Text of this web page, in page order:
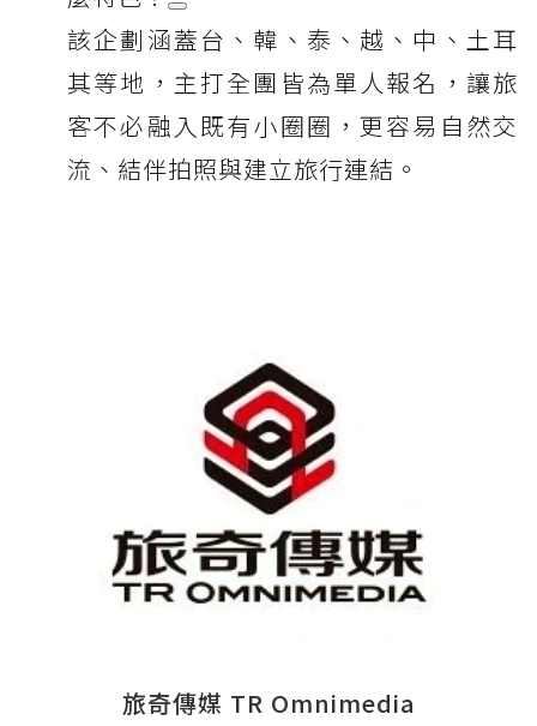
該企劃涵蓋台、韓、泰、越、中、土耳
其等地，主打全團皆為單人報名，讓旅
客不必融入既有小圈圈，更容易自然交
流、結伴拍照與建立旅行連結。
旅奇傳媒 TR Omnimedia